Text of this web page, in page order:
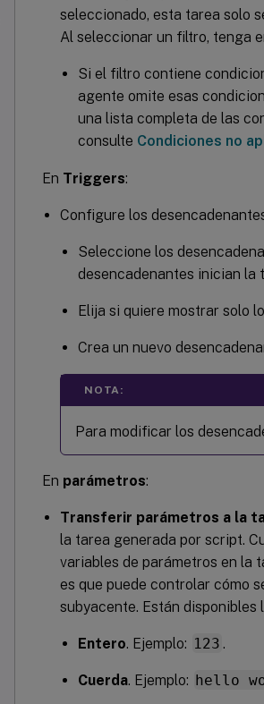
seleccionado, esta tarea solo
Al seleccionar un filtro, tenga
Si el filtro contiene
agente omite esas
una lista completa de las
consulte Condiciones no
En Triggers:
Configure los
Seleccione los
desencadenantes inician la
Elija si quiere mostrar solo
Crea un nuevo
NOTA:
Para modificar los
En parámetros:
Transferir parámetros a la
la tarea generada por script.
variables de parámetros en la
es que puede controlar cómo
subyacente. Están
Entero. Ejemplo: 123 .
Cuerda. Ejemplo: hello